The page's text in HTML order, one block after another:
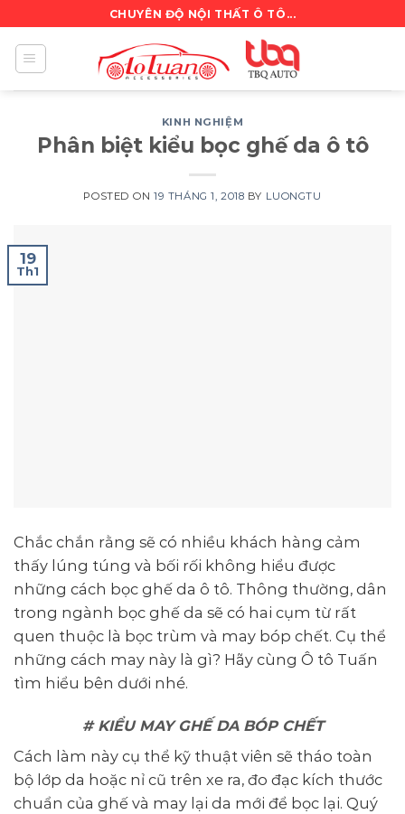
content
CHUYÊN ĐỘ NỘI THẤT Ô TÔ...
KINH NGHIỆM
Phân biệt kiểu bọc ghế da ô tô
POSTED ON19 THÁNG 1, 2018 BY LUONGTU
19
Th1
Chắc chắn rằng sẽ có nhiều khách hàng cảm
thấy lúng túng và bối rối không hiểu được
những cách bọc ghế da ô tô. Thông thường, dân
trong ngành bọc ghế da sẽ có hai cụm từ rất
quen thuộc là bọc trùm và may bóp chết. Cụ thể
những cách may này là gì? Hãy cùng Ô tô Tuấn
tìm hiểu bên dưới nhé.
# KIỂU MAY GHẾ DA BÓP CHẾT
Cách làm này cụ thể kỹ thuật viên sẽ tháo toàn
bộ lớp da hoặc nỉ cũ trên xe ra, đo đạc kích thước
chuẩn của ghế và may lại da mới để bọc lại. Quý